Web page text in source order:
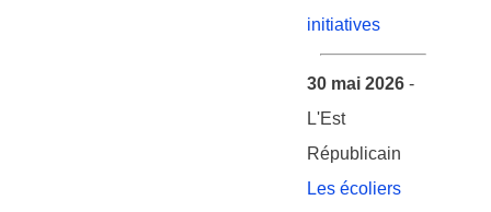
initiatives
30 mai 2026 -
L'Est
Républicain
Les écoliers